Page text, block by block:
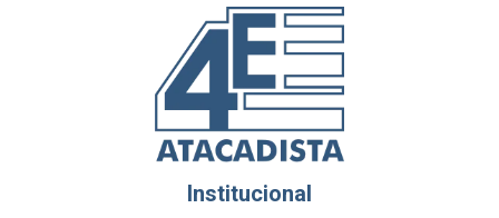
Institucional